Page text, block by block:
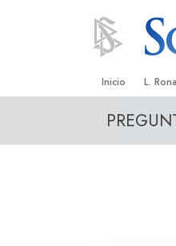
Inicio L.